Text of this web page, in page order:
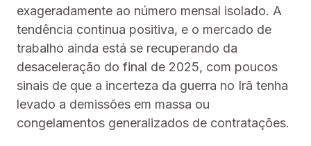
exageradamente ao número mensal isolado. A
tendência continua positiva, e o mercado de
trabalho ainda está se recuperando da
desaceleração do final de 2025, com poucos
sinais de que a incerteza da guerra no Irã tenha
levado a demissões em massa ou
congelamentos generalizados de contratações.